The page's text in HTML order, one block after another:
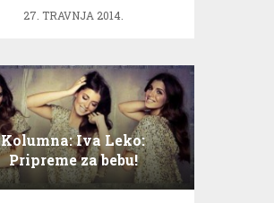
27. TRAVNJA 2014.
Kolumna: Iva Leko:
Pripreme za bebu!